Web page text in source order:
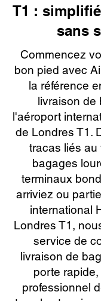
T1 :
sans
Commencez
bon pied avec
la référence
livraison de
l'aéroport
de Londres T1.
tracas liés au
bagages
terminaux
arriviez ou
international
Londres T1,
service de
livraison de
porte
professionnel